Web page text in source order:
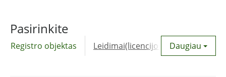
Pasirinkite
Registro objektas Leidimai(licencijos) Daugiau